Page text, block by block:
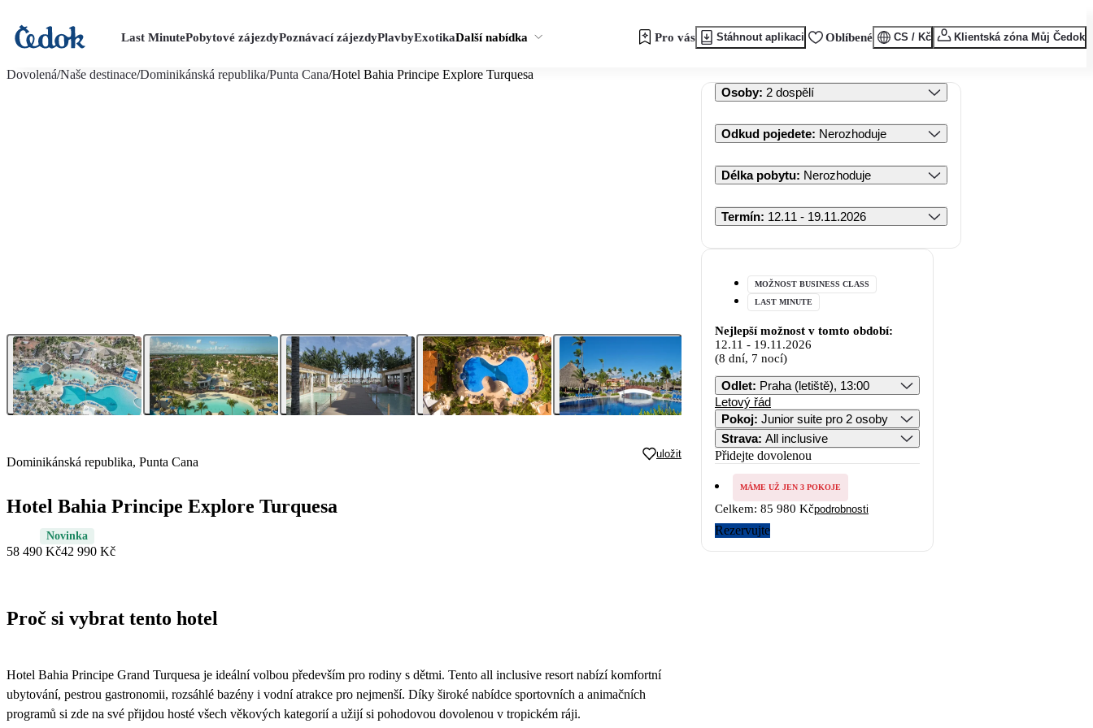
Last MinutePobytové zájezdyPoznávací zájezdyPlavbyExotikaDalší nabídka Pro vás Stáhnout aplikaci Oblíbené CS / Kč Klientská zóna Můj Čedok
Dovolená/Naše destinace/Dominikánská republika/Punta Cana/Hotel Bahia Principe Explore Turquesa
Dominikánská republika, Punta Cana
uložit
Hotel Bahia Principe Explore Turquesa
Novinka
58 490 Kč42 990 Kč
Proč si vybrat tento hotel
Hotel Bahia Principe Grand Turquesa je ideální volbou především pro rodiny s dětmi. Tento all inclusive resort nabízí komfortní
ubytování, pestrou gastronomii, rozsáhlé bazény i vodní atrakce pro nejmenší. Díky široké nabídce sportovních a animačních
programů si zde na své přijdou hosté všech věkových kategorií a užijí si pohodovou dovolenou v tropickém ráji.
Osoby: 2 dospělí
Odkud pojedete: Nerozhoduje
Délka pobytu: Nerozhoduje
Termín: 12.11 - 19.11.2026
MOŽNOST BUSINESS CLASS
LAST MINUTE
Nejlepší možnost v tomto období:
12.11 - 19.11.2026
(8 dní, 7 nocí)
Odlet: Praha (letiště), 13:00
Letový řád
Pokoj: Junior suite pro 2 osoby
Strava: All inclusive
Přidejte dovolenou
MÁME UŽ JEN 3 POKOJE
Celkem: 85 980 Kčpodrobnosti
Rezervujte